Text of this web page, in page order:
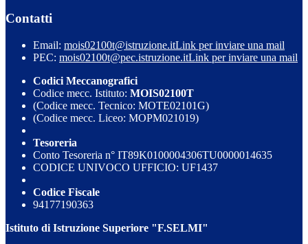
Contatti
Email: mois02100t@istruzione.itLink per inviare una mail
PEC: mois02100t@pec.istruzione.itLink per inviare una mail
Codici Meccanografici
Codice mecc. Istituto: MOIS02100T
(Codice mecc. Tecnico: MOTE02101G)
(Codice mecc. Liceo: MOPM021019)
Tesoreria
Conto Tesoreria n° IT89K0100004306TU0000014635
CODICE UNIVOCO UFFICIO: UF1437
Codice Fiscale
94177190363
Istituto di Istruzione Superiore "F.SELMI"